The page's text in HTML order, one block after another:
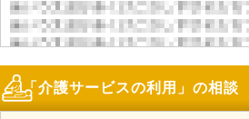
「介護サービスの利用」の相談